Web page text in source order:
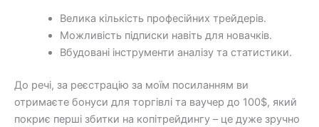
Велика кількість професійних трейдерів.
Можливість підписки навіть для новачків.
Вбудовані інструменти аналізу та статистики.
До речі, за реєстрацію за моїм посиланням ви
отримаєте бонуси для торгівлі та ваучер до 100$, який
покриє перші збитки на копітрейдингу – це дуже зручно